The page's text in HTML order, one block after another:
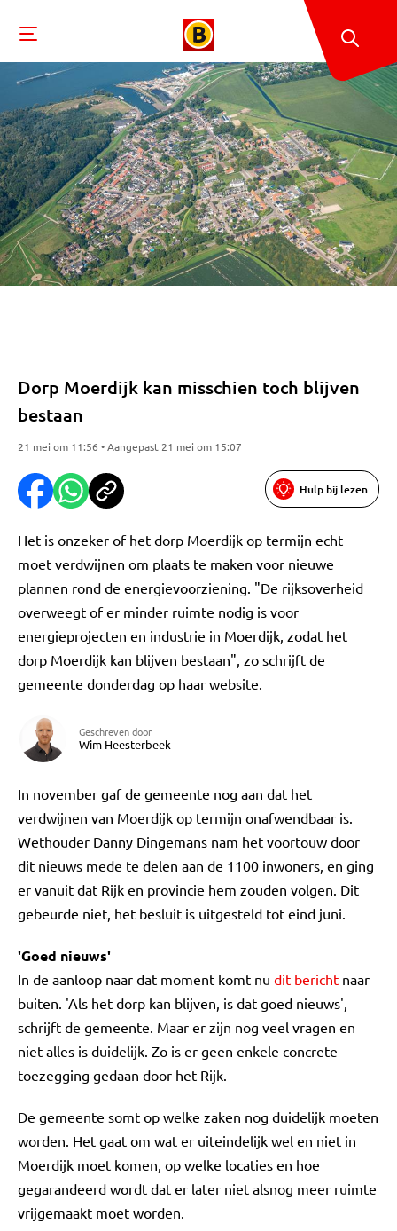
Dorp Moerdijk kan misschien toch blijven
bestaan
21 mei om 11:56 • Aangepast 21 mei om 15:07
Hulp bij lezen
Het is onzeker of het dorp Moerdijk op termijn echt
moet verdwijnen om plaats te maken voor nieuwe
plannen rond de energievoorziening. "De rijksoverheid
overweegt of er minder ruimte nodig is voor
energieprojecten en industrie in Moerdijk, zodat het
dorp Moerdijk kan blijven bestaan", zo schrijft de
gemeente donderdag op haar website.
Geschreven door
Wim Heesterbeek
In november gaf de gemeente nog aan dat het
verdwijnen van Moerdijk op termijn onafwendbaar is.
Wethouder Danny Dingemans nam het voortouw door
dit nieuws mede te delen aan de 1100 inwoners, en ging
er vanuit dat Rijk en provincie hem zouden volgen. Dit
gebeurde niet, het besluit is uitgesteld tot eind juni.
'Goed nieuws'
In de aanloop naar dat moment komt nu dit bericht naar
buiten. 'Als het dorp kan blijven, is dat goed nieuws',
schrijft de gemeente. Maar er zijn nog veel vragen en
niet alles is duidelijk. Zo is er geen enkele concrete
toezegging gedaan door het Rijk.
De gemeente somt op welke zaken nog duidelijk moeten
worden. Het gaat om wat er uiteindelijk wel en niet in
Moerdijk moet komen, op welke locaties en hoe
gegarandeerd wordt dat er later niet alsnog meer ruimte
vrijgemaakt moet worden.